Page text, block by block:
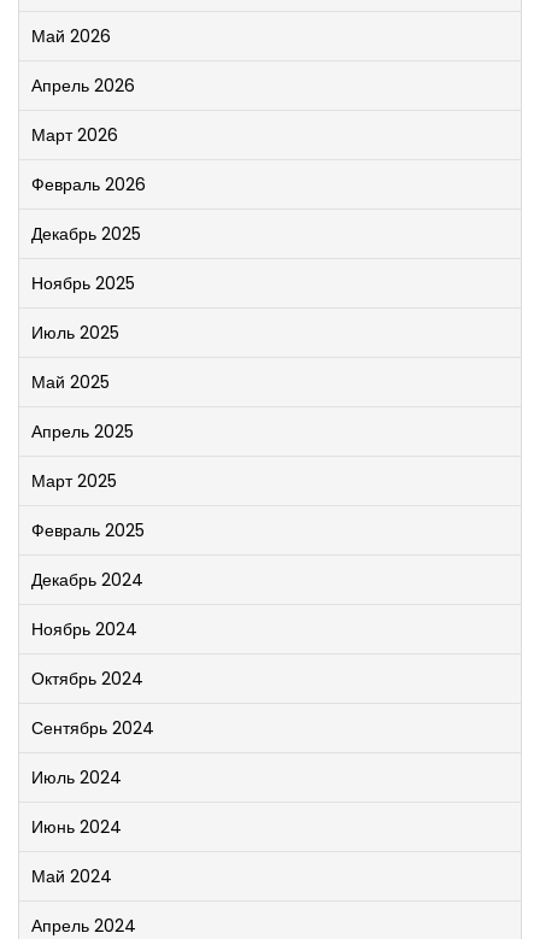
Май 2026
Апрель 2026
Март 2026
Февраль 2026
Декабрь 2025
Ноябрь 2025
Июль 2025
Май 2025
Апрель 2025
Март 2025
Февраль 2025
Декабрь 2024
Ноябрь 2024
Октябрь 2024
Сентябрь 2024
Июль 2024
Июнь 2024
Май 2024
Апрель 2024